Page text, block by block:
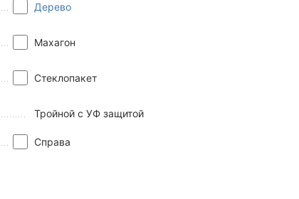
Дерево
Махагон
Стеклопакет
Тройной с УФ защитой
Справа